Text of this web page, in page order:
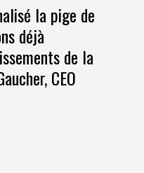
la pige de
déjà
de la
CEO